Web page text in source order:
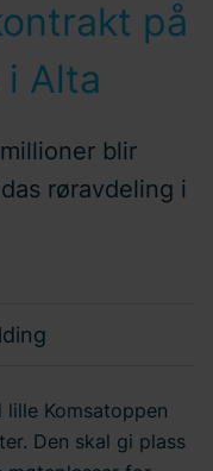
på
i Alta
blir
røravdeling i
Komsatoppen
Den skal gi plass